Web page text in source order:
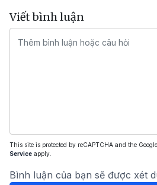
Viết bình luận
This site is protected by reCAPTCHA and the Google
Service apply.
Bình luận của bạn sẽ được xét